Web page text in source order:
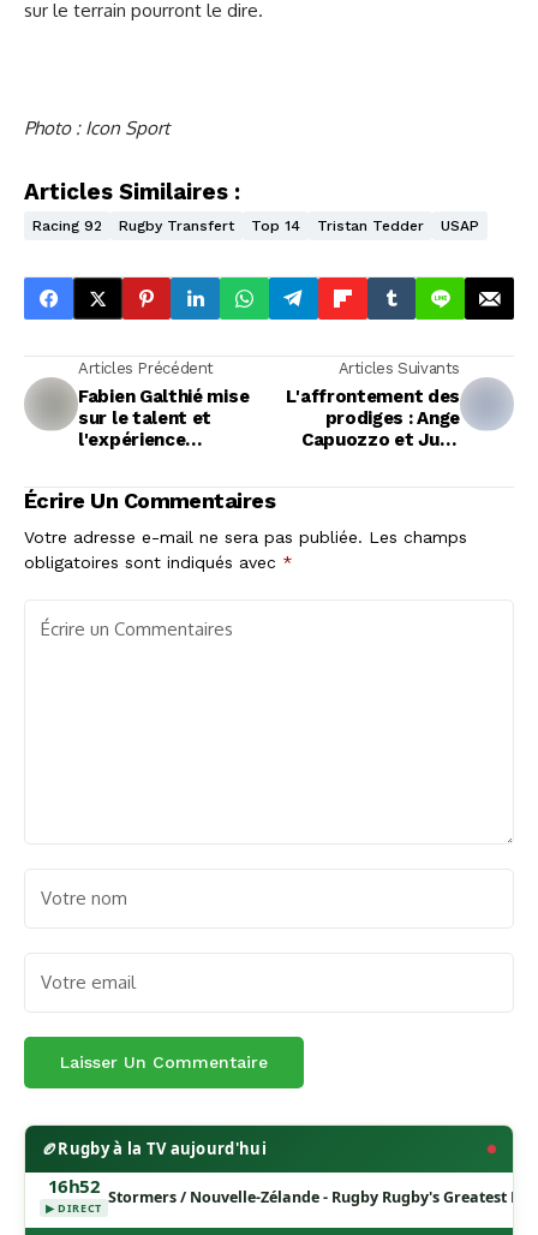
sur le terrain pourront le dire.
Photo : Icon Sport
Articles Similaires :
Racing 92 Rugby Transfert Top 14 Tristan Tedder USAP
Articles Précédent
Fabien Galthié mise
sur le talent et
l'expérience
Articles Suivants
L'affrontement des
prodiges : Ange
Capuozzo et Juan
Argentine
Écrire Un Commentaires
Votre adresse e-mail ne sera pas publiée. Les champs
obligatoires sont indiqués avec *
🏉Rugby à la TV aujourd'hui
16h52
▶ DIRECT
Stormers / Nouvelle-Zélande - Rugby Rugby's Greatest